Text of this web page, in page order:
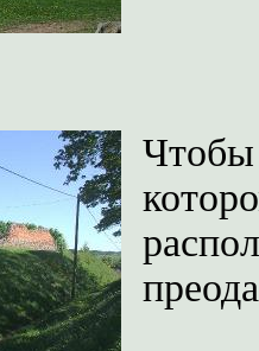
Чтобы